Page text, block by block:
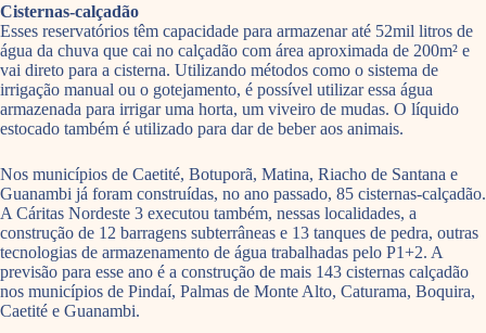
Cisternas-calçadão
Esses reservatórios têm capacidade para armazenar até 52mil litros de
água da chuva que cai no calçadão com área aproximada de 200m² e
vai direto para a cisterna. Utilizando métodos como o sistema de
irrigação manual ou o gotejamento, é possível utilizar essa água
armazenada para irrigar uma horta, um viveiro de mudas. O líquido
estocado também é utilizado para dar de beber aos animais.
Nos municípios de Caetité, Botuporã, Matina, Riacho de Santana e
Guanambi já foram construídas, no ano passado, 85 cisternas-calçadão.
A Cáritas Nordeste 3 executou também, nessas localidades, a
construção de 12 barragens subterrâneas e 13 tanques de pedra, outras
tecnologias de armazenamento de água trabalhadas pelo P1+2. A
previsão para esse ano é a construção de mais 143 cisternas calçadão
nos municípios de Pindaí, Palmas de Monte Alto, Caturama, Boquira,
Caetité e Guanambi.